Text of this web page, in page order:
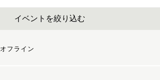
イベントを絞り込む
オフライン